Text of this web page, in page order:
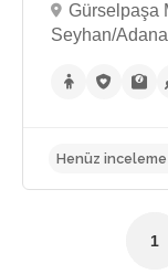
Gürselpaşa
Seyhan/Adana
1